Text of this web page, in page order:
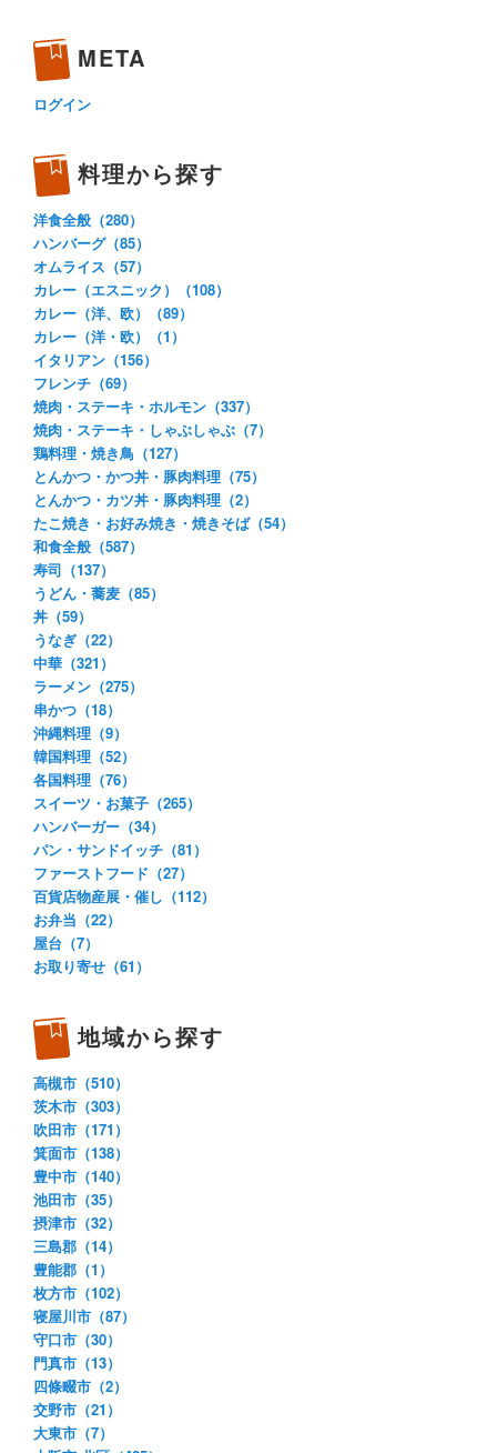
META
ログイン
料理から探す
洋食全般（280）
ハンバーグ（85）
オムライス（57）
カレー（エスニック）（108）
カレー（洋、欧）（89）
カレー（洋・欧）（1）
イタリアン（156）
フレンチ（69）
焼肉・ステーキ・ホルモン（337）
焼肉・ステーキ・しゃぶしゃぶ（7）
鶏料理・焼き鳥（127）
とんかつ・かつ丼・豚肉料理（75）
とんかつ・カツ丼・豚肉料理（2）
たこ焼き・お好み焼き・焼きそば（54）
和食全般（587）
寿司（137）
うどん・蕎麦（85）
丼（59）
うなぎ（22）
中華（321）
ラーメン（275）
串かつ（18）
沖縄料理（9）
韓国料理（52）
各国料理（76）
スイーツ・お菓子（265）
ハンバーガー（34）
パン・サンドイッチ（81）
ファーストフード（27）
百貨店物産展・催し（112）
お弁当（22）
屋台（7）
お取り寄せ（61）
地域から探す
高槻市（510）
茨木市（303）
吹田市（171）
箕面市（138）
豊中市（140）
池田市（35）
摂津市（32）
三島郡（14）
豊能郡（1）
枚方市（102）
寝屋川市（87）
守口市（30）
門真市（13）
四條畷市（2）
交野市（21）
大東市（7）